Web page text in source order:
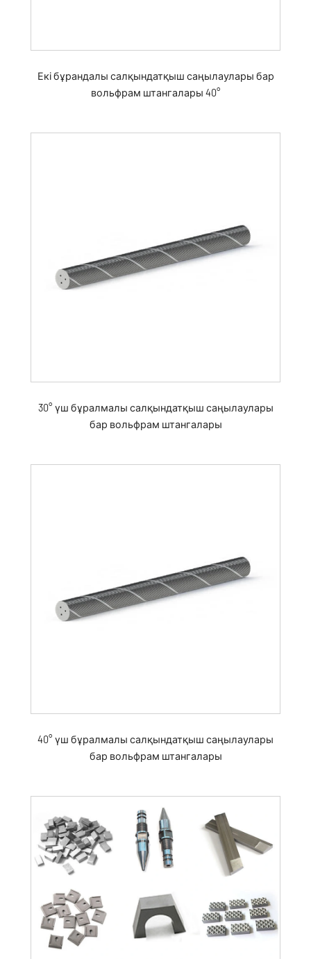
Екі бұрандалы салқындатқыш саңылаулары бар
вольфрам штангалары 40°
30° үш бұралмалы салқындатқыш саңылаулары
бар вольфрам штангалары
40° үш бұралмалы салқындатқыш саңылаулары
бар вольфрам штангалары